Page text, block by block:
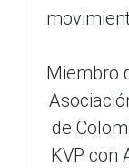
Miembro
de
KVP con